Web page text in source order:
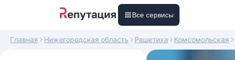
Все сервисы
Главная Нижегородская область Решетиха Комсомольская